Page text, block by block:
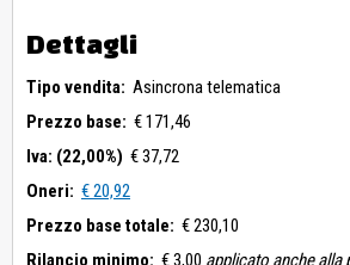
Dettagli
Tipo vendita: Asincrona telematica
Prezzo base: € 171,46
Iva: (22,00%) € 37,72
Oneri: € 20,92
Prezzo base totale: € 230,10
Rilancio minimo: € 3,00 applicato anche